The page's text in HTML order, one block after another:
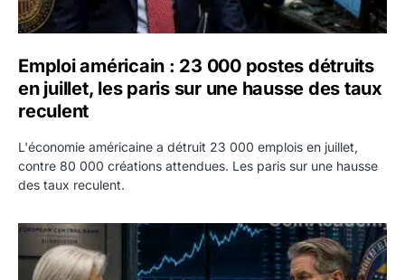
Emploi américain : 23 000 postes détruits
en juillet, les paris sur une hausse des taux
reculent
L'économie américaine a détruit 23 000 emplois en juillet,
contre 80 000 créations attendues. Les paris sur une hausse
des taux reculent.
Yen : Washington a vendu des euros sans prévenir la